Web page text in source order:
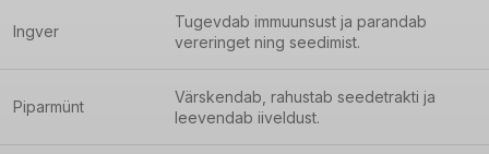
Ingver
Tugevdab immuunsust ja parandab
vereringet ning seedimist.
Piparmünt
Värskendab, rahustab seedetrakti ja
leevendab iiveldust.